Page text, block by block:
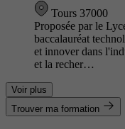
Tours 37000
Proposée par le
baccalauréat
et innover dans
et la recher…
Voir plus
Trouver ma formation